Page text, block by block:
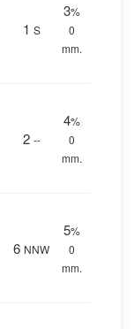
1 S
3%
0
mm.
2 --
4%
0
mm.
6 NNW
5%
0
mm.